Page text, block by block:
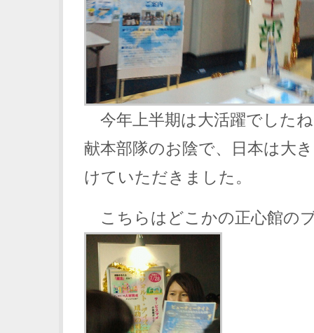
今年上半期は大活躍でした
献本部隊のお陰で、日本は大
けていただきました。
こちらはどこかの正心館の